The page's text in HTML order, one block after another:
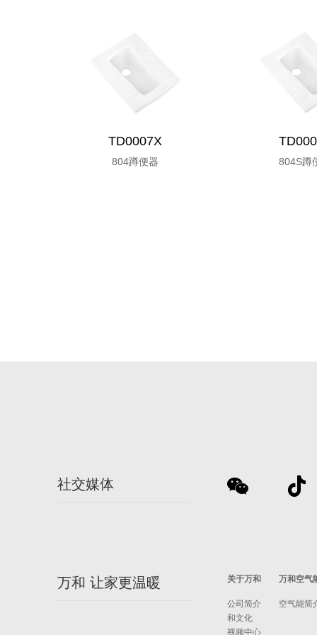
TD0007X
804蹲便器 804S蹲
社交媒体
万和 让家更温暖 关于万和
公司简介
和文化
视频中心
万和空气
空气能简